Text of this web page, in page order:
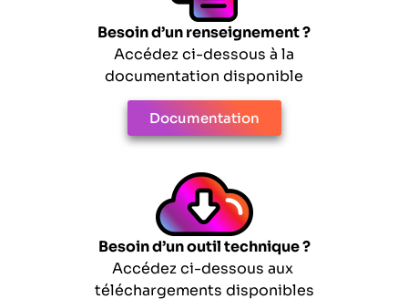
Besoin d’un renseignement ?
Accédez ci-dessous à la
documentation disponible
Documentation
Besoin d’un outil technique ?
Accédez ci-dessous aux
téléchargements disponibles